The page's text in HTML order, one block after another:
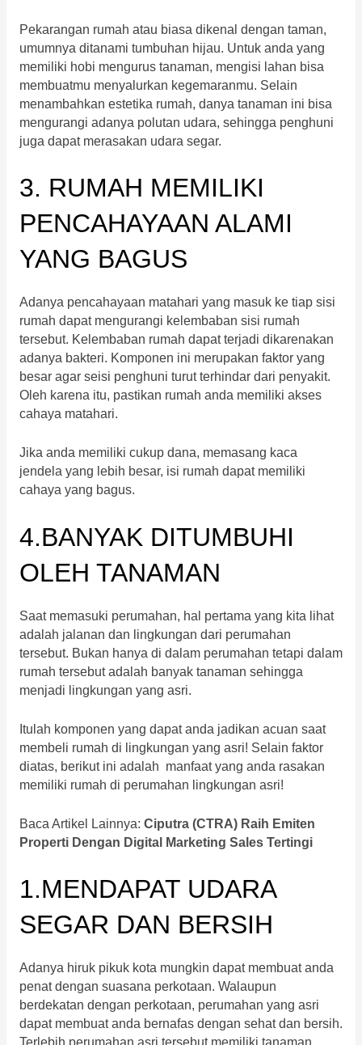
Pekarangan rumah atau biasa dikenal dengan taman,
umumnya ditanami tumbuhan hijau. Untuk anda yang
memiliki hobi mengurus tanaman, mengisi lahan bisa
membuatmu menyalurkan kegemaranmu. Selain
menambahkan estetika rumah, danya tanaman ini bisa
mengurangi adanya polutan udara, sehingga penghuni
juga dapat merasakan udara segar.
3. RUMAH MEMILIKI
PENCAHAYAAN ALAMI
YANG BAGUS
Adanya pencahayaan matahari yang masuk ke tiap sisi
rumah dapat mengurangi kelembaban sisi rumah
tersebut. Kelembaban rumah dapat terjadi dikarenakan
adanya bakteri. Komponen ini merupakan faktor yang
besar agar seisi penghuni turut terhindar dari penyakit.
Oleh karena itu, pastikan rumah anda memiliki akses
cahaya matahari.
Jika anda memiliki cukup dana, memasang kaca
jendela yang lebih besar, isi rumah dapat memiliki
cahaya yang bagus.
4.BANYAK DITUMBUHI
OLEH TANAMAN
Saat memasuki perumahan, hal pertama yang kita lihat
adalah jalanan dan lingkungan dari perumahan
tersebut. Bukan hanya di dalam perumahan tetapi dalam
rumah tersebut adalah banyak tanaman sehingga
menjadi lingkungan yang asri.
Itulah komponen yang dapat anda jadikan acuan saat
membeli rumah di lingkungan yang asri! Selain faktor
diatas, berikut ini adalah manfaat yang anda rasakan
memiliki rumah di perumahan lingkungan asri!
Baca Artikel Lainnya: Ciputra (CTRA) Raih Emiten
Properti Dengan Digital Marketing Sales Tertingi
1.MENDAPAT UDARA
SEGAR DAN BERSIH
Adanya hiruk pikuk kota mungkin dapat membuat anda
penat dengan suasana perkotaan. Walaupun
berdekatan dengan perkotaan, perumahan yang asri
dapat membuat anda bernafas dengan sehat dan bersih.